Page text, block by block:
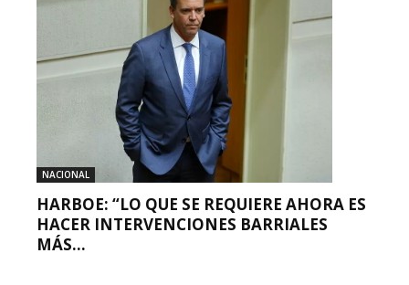
NACIONAL
HARBOE: “LO QUE SE REQUIERE AHORA ES
HACER INTERVENCIONES BARRIALES
MÁS...